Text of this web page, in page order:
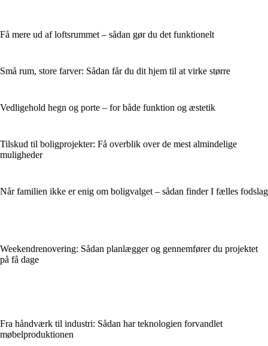
Få mere ud af loftsrummet – sådan gør du det funktionelt
Små rum, store farver: Sådan får du dit hjem til at virke større
Vedligehold hegn og porte – for både funktion og æstetik
Tilskud til boligprojekter: Få overblik over de mest almindelige
muligheder
Når familien ikke er enig om boligvalget – sådan finder I fælles fodslag
Weekendrenovering: Sådan planlægger og gennemfører du projektet
på få dage
Fra håndværk til industri: Sådan har teknologien forvandlet
møbelproduktionen